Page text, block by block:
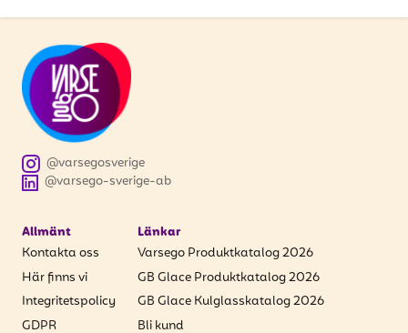
@varsego-sverige-ab
@varsegosverige
Allmänt
Kontakta oss
Här finns vi
Integritetspolicy
GDPR
Länkar
Varsego Produktkatalog 2026
GB Glace Produktkatalog 2026
GB Glace Kulglasskatalog 2026
Bli kund